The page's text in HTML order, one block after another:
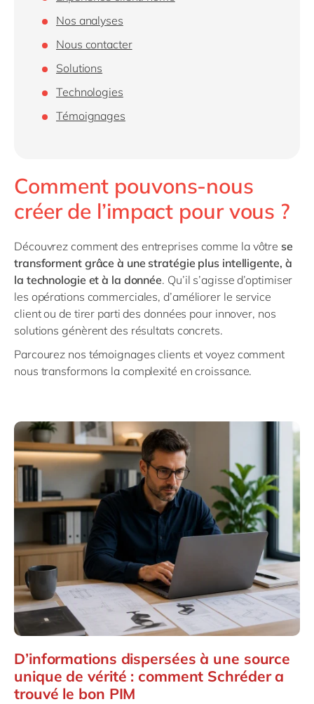
Philippines
Nos analyses
Nous contacter
Solutions
Technologies
Témoignages
Comment pouvons-nous
créer de l’impact pour vous ?
Découvrez comment des entreprises comme la vôtre se
transforment grâce à une stratégie plus intelligente, à
la technologie et à la donnée. Qu’il s’agisse d’optimiser
les opérations commerciales, d’améliorer le service
client ou de tirer parti des données pour innover, nos
solutions génèrent des résultats concrets.
Parcourez nos témoignages clients et voyez comment
nous transformons la complexité en croissance.
D’informations dispersées à une source
unique de vérité : comment Schréder a
trouvé le bon PIM